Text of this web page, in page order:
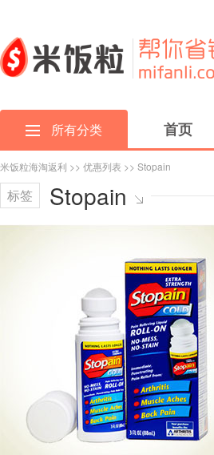
所有分类 首页
米饭粒海淘返利 >> 优惠列表 >> Stopain
标签 Stopain